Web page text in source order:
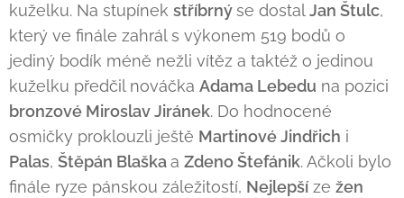
kuželku. Na stupínek stříbrnýse dostalJan Štulc,
který ve finále zahrál s výkonem 519 bodů o
jediný bodík méně nežli vítěz a taktéž o jedinou
kuželku předčil nováčka Adama Lebedu na pozici
bronzové Miroslav Jiránek. Do hodnocené
osmičky proklouzli ještě Martinové Jindřich i
Palas, Štěpán Blaškaa Zdeno Štefánik. Ačkoli bylo
finále ryze pánskou záležitostí, Nejlepší ze žen